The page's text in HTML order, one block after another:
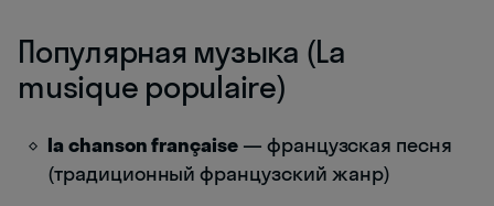
Популярная музыка (La
musique populaire)
la chanson française — французская песня
(традиционный французский жанр)